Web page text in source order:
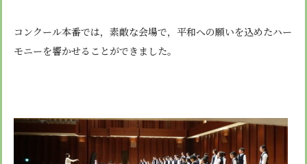
コンクール本番では，素敵な会場で，平和への願いを込めたハー
モニーを響かせることができました。